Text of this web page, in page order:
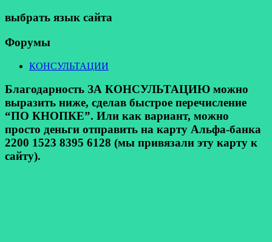
выбрать язык сайта
Форумы
КОНСУЛЬТАЦИИ
Благодарность ЗА КОНСУЛЬТАЦИЮ можно
выразить ниже, сделав быстрое перечисление
“ПО КНОПКЕ”. Или как вариант, можно
просто деньги отправить на карту Альфа-банка
2200 1523 8395 6128 (мы привязали эту карту к
сайту).